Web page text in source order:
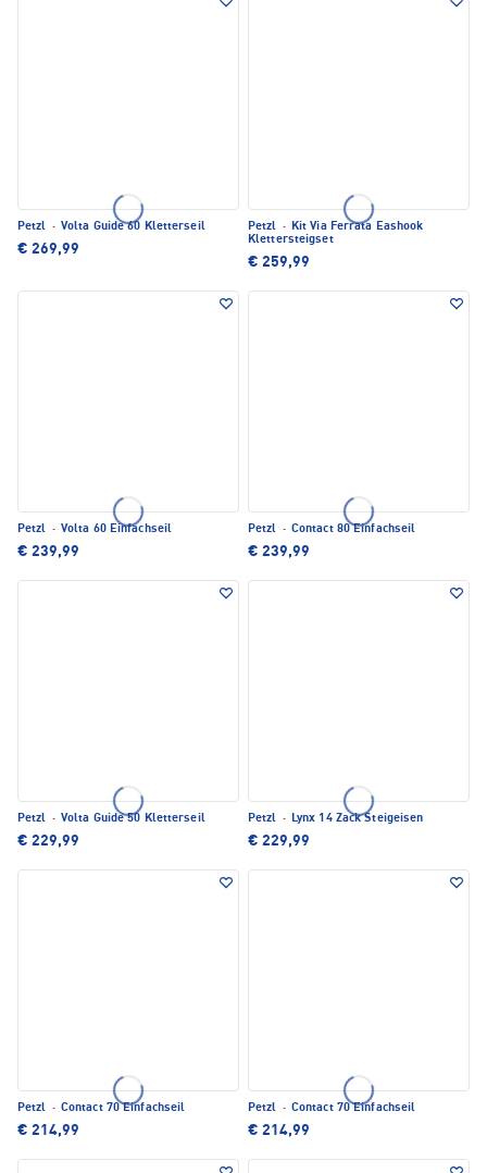
Petzl · Volta Guide 60 Kletterseil
€ 269,99
Petzl · Kit Via Ferrata Eashook
Klettersteigset
€ 259,99
Petzl · Volta 60 Einfachseil
€ 239,99
Petzl · Contact 80 Einfachseil
€ 239,99
Petzl · Volta Guide 50 Kletterseil
€ 229,99
Petzl · Lynx 14 Zack Steigeisen
€ 229,99
Petzl · Contact 70 Einfachseil
€ 214,99
Petzl · Contact 70 Einfachseil
€ 214,99